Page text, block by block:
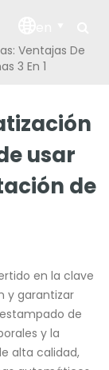
Ventajas De
3 En 1
usar
de
en la clave
y garantizar
de
y la
alta calidad,